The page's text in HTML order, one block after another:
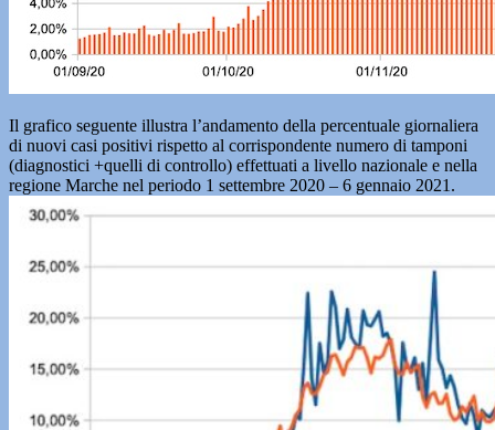
Il grafico seguente illustra l’andamento della percentuale giornaliera
di nuovi casi positivi rispetto al corrispondente numero di tamponi
(diagnostici +quelli di controllo) effettuati a livello nazionale e nella
regione Marche nel periodo 1 settembre 2020 – 6 gennaio 2021.